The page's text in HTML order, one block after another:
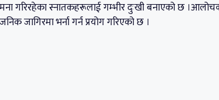
गरिरहेका स्नातकहरूलाई गम्भीर दुःखी बनाएको छ
जागिरमा भर्ना गर्न प्रयोग गरिएको छ ।